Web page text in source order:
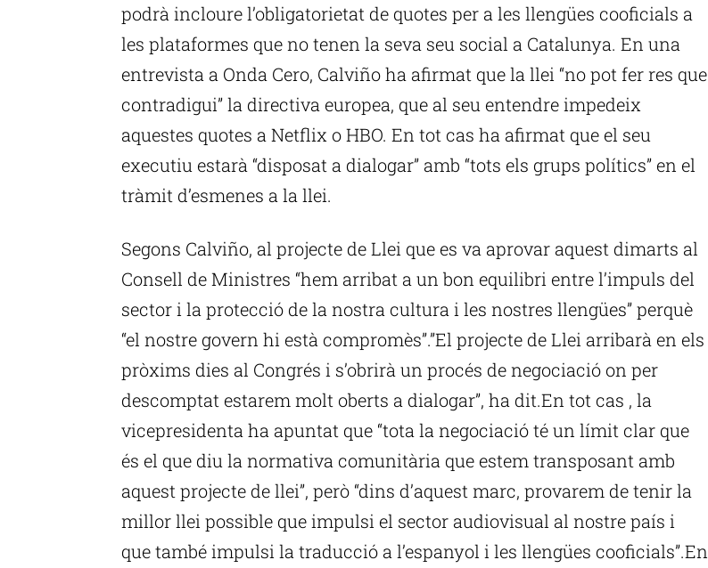
podrà incloure l’obligatorietat de quotes per a les llengües cooficials a
les plataformes que no tenen la seva seu social a Catalunya. En una
entrevista a Onda Cero, Calviño ha afirmat que la llei “no pot fer res que
contradigui” la directiva europea, que al seu entendre impedeix
aquestes quotes a Netflix o HBO. En tot cas ha afirmat que el seu
executiu estarà “disposat a dialogar” amb “tots els grups polítics” en el
tràmit d’esmenes a la llei.
Segons Calviño, al projecte de Llei que es va aprovar aquest dimarts al
Consell de Ministres “hem arribat a un bon equilibri entre l’impuls del
sector i la protecció de la nostra cultura i les nostres llengües” perquè
“el nostre govern hi està compromès”.”El projecte de Llei arribarà en els
pròxims dies al Congrés i s’obrirà un procés de negociació on per
descomptat estarem molt oberts a dialogar”, ha dit.En tot cas , la
vicepresidenta ha apuntat que “tota la negociació té un límit clar que
és el que diu la normativa comunitària que estem transposant amb
aquest projecte de llei”, però “dins d’aquest marc, provarem de tenir la
millor llei possible que impulsi el sector audiovisual al nostre país i
que també impulsi la traducció a l’espanyol i les llengües cooficials”.En